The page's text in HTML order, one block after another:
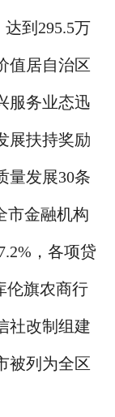
到295.5万
值居自治区
服务业态迅
展扶持奖励
量发展30条
市金融机构
，各项贷
伦旗农商行
社改制组建
被列为全区